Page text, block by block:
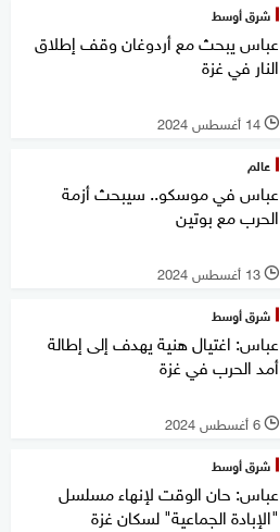
شرق أوسط
عباس يبحث مع أردوغان وقف إطلاق
النار في غزة
l 14 أغسطس 2024
عالم
عباس في موسكو.. سيبحث أزمة
الحرب مع بوتين
l 13 أغسطس 2024
شرق أوسط
عباس: اغتيال هنية يهدف إلى إطالة
أمد الحرب في غزة
l 6 أغسطس 2024
شرق أوسط
عباس: حان الوقت لإنهاء مسلسل
"الإبادة الجماعية" لسكان غزة